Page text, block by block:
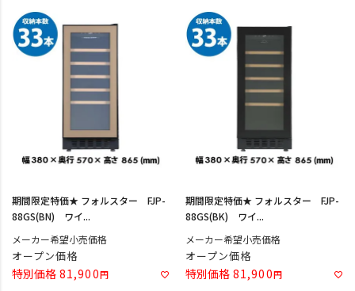
期間限定特価★ フォルスター FJP-
88GS(BN) ワイ...
メーカー希望小売価格
オープン価格
特別価格 81,900
期間限定特価★ フォルスター FJP-
88GS(BK) ワイ...
メーカー希望小売価格
オープン価格
特別価格 81,900